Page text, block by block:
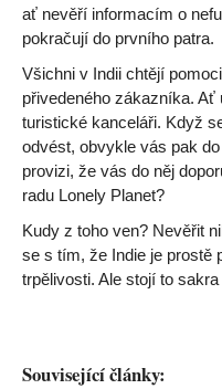
ať nevěří informacím o
pokračují do prvního patra.
Všichni v Indii chtějí
přivedeného zákazníka. Ať
turistické kanceláři. Když
odvést, obvykle vás pak
provizi, že vás do něj
radu Lonely Planet?
Kudy z toho ven? Nevěřit
se s tím, že Indie je prostě
trpělivosti. Ale stojí to
Související články: